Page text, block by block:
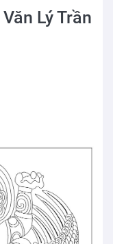
Lý Trần